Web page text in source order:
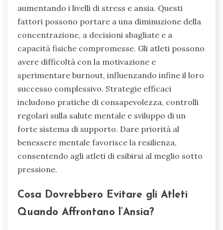
aumentando i livelli di stress e ansia. Questi
fattori possono portare a una diminuzione della
concentrazione, a decisioni sbagliate e a
capacità fisiche compromesse. Gli atleti possono
avere difficoltà con la motivazione e
sperimentare burnout, influenzando infine il loro
successo complessivo. Strategie efficaci
includono pratiche di consapevolezza, controlli
regolari sulla salute mentale e sviluppo di un
forte sistema di supporto. Dare priorità al
benessere mentale favorisce la resilienza,
consentendo agli atleti di esibirsi al meglio sotto
pressione.
Cosa Dovrebbero Evitare gli Atleti
Quando Affrontano l’Ansia?